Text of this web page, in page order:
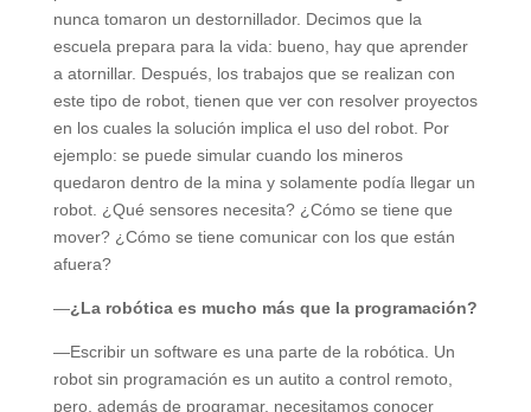
nunca tomaron un destornillador. Decimos que la
escuela prepara para la vida: bueno, hay que aprender
a atornillar. Después, los trabajos que se realizan con
este tipo de robot, tienen que ver con resolver proyectos
en los cuales la solución implica el uso del robot. Por
ejemplo: se puede simular cuando los mineros
quedaron dentro de la mina y solamente podía llegar un
robot. ¿Qué sensores necesita? ¿Cómo se tiene que
mover? ¿Cómo se tiene comunicar con los que están
afuera?
—¿La robótica es mucho más que la programación?
—Escribir un software es una parte de la robótica. Un
robot sin programación es un autito a control remoto,
pero, además de programar, necesitamos conocer